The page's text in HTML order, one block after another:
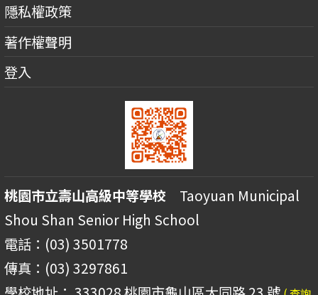
隱私權政策
著作權聲明
登入
桃園市立壽山高級中等學校 Taoyuan Municipal
Shou Shan Senior High School
電話：(03) 3501778
傳真：(03) 3297861